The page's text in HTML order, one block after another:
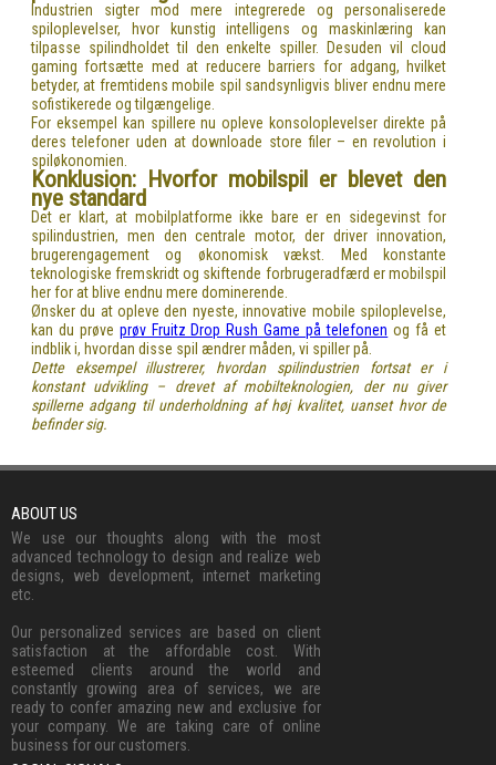
Industrien sigter mod mere integrerede og personaliserede
spiloplevelser, hvor kunstig intelligens og maskinlæring kan
tilpasse spilindholdet til den enkelte spiller. Desuden vil cloud
gaming fortsætte med at reducere barriers for adgang, hvilket
betyder, at fremtidens mobile spil sandsynligvis bliver endnu mere
sofistikerede og tilgængelige.
For eksempel kan spillere nu opleve konsoloplevelser direkte på
deres telefoner uden at downloade store filer – en revolution i
spiløkonomien.
Konklusion: Hvorfor mobilspil er blevet den
nye standard
Det er klart, at mobilplatforme ikke bare er en sidegevinst for
spilindustrien, men den centrale motor, der driver innovation,
brugerengagement og økonomisk vækst. Med konstante
teknologiske fremskridt og skiftende forbrugeradfærd er mobilspil
her for at blive endnu mere dominerende.
Ønsker du at opleve den nyeste, innovative mobile spiloplevelse,
kan du prøve prøv Fruitz Drop Rush Game på telefonen og få et
indblik i, hvordan disse spil ændrer måden, vi spiller på.
Dette eksempel illustrerer, hvordan spilindustrien fortsat er i
konstant udvikling – drevet af mobilteknologien, der nu giver
spillerne adgang til underholdning af høj kvalitet, uanset hvor de
befinder sig.
ABOUT US
We use our thoughts along with the most
advanced technology to design and realize web
designs, web development, internet marketing
etc.
Our personalized services are based on client
satisfaction at the affordable cost. With
esteemed clients around the world and
constantly growing area of services, we are
ready to confer amazing new and exclusive for
your company. We are taking care of online
business for our customers.